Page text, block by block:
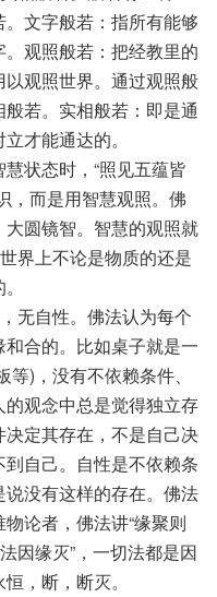
文字般若：指所有能够
观照般若：把经教里的
观照世界。通过观照般
若。实相般若：即是通
才能通达的。
状态时，“照见五蕴皆
，而是用智慧观照。佛
圆镜智。智慧的观照就
界上不论是物质的还是
无自性。佛法认为每个
合的。比如桌子就是一
)，没有不依赖条件、
观念中总是觉得独立存
定其存在，不是自己决
自己。自性是不依赖条
没有这样的存在。佛法
论者，佛法讲“缘聚则
因缘灭”，一切法都是因
，断，断灭。